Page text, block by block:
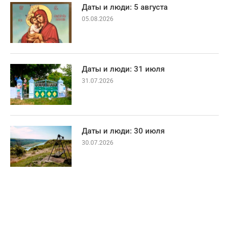
Даты и люди: 5 августа
05.08.2026
Даты и люди: 31 июля
31.07.2026
Даты и люди: 30 июля
30.07.2026